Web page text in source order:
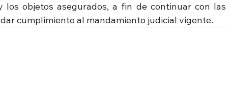
los objetos asegurados, a fin de continuar con las
cumplimiento al mandamiento judicial vigente.